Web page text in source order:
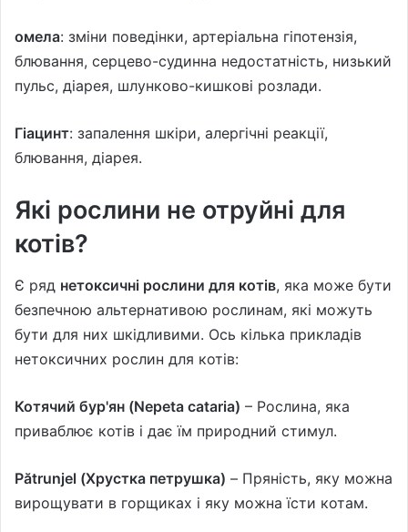
омела: зміни поведінки, артеріальна гіпотензія,
блювання, серцево-судинна недостатність, низький
пульс, діарея, шлунково-кишкові розлади.
Гіацинт: запалення шкіри, алергічні реакції,
блювання, діарея.
Які рослини не отруйні для
котів?
Є ряд нетоксичні рослини для котів, яка може бути
безпечною альтернативою рослинам, які можуть
бути для них шкідливими. Ось кілька прикладів
нетоксичних рослин для котів:
Котячий бур'ян (Nepeta cataria) – Рослина, яка
приваблює котів і дає їм природний стимул.
Pătrunjel (Хрустка петрушка) – Пряність, яку можна
вирощувати в горщиках і яку можна їсти котам.